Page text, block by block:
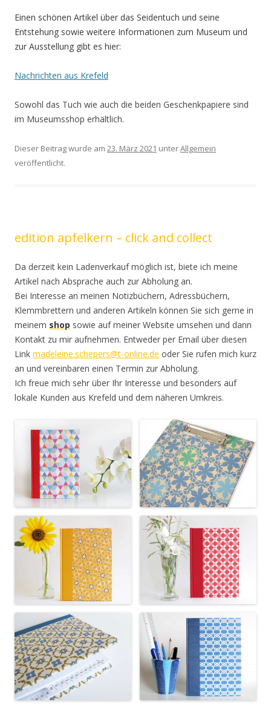
Einen schönen Artikel über das Seidentuch und seine
Entstehung sowie weitere Informationen zum Museum und
zur Ausstellung gibt es hier:
Nachrichten aus Krefeld
Sowohl das Tuch wie auch die beiden Geschenkpapiere sind
im Museumsshop erhältlich.
Dieser Beitrag wurde am 23. März 2021 unterAllgemein
veröffentlicht.
edition apfelkern – click and collect
Da derzeit kein Ladenverkauf möglich ist, biete ich meine
Artikel nach Absprache auch zur Abholung an.
Bei Interesse an meinen Notizbüchern, Adressbüchern,
Klemmbrettern und anderen Artikeln können Sie sich gerne in
meinem shop sowie auf meiner Website umsehen und dann
Kontakt zu mir aufnehmen. Entweder per Email über diesen
Link madeleine.schepers@t-online.de oder Sie rufen mich kurz
an und vereinbaren einen Termin zur Abholung.
Ich freue mich sehr über Ihr Interesse und besonders auf
lokale Kunden aus Krefeld und dem näheren Umkreis.